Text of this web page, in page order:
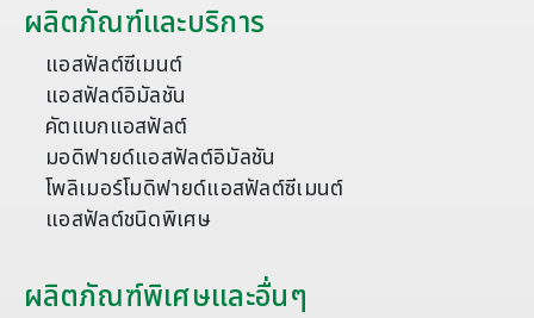
ผลิตภัณฑ์และบริการ
แอสฟัลต์ซีเมนต์
แอสฟัลต์อิมัลชัน
คัตแบกแอสฟัลต์
มอดิฟายด์แอสฟัลต์อิมัลชัน
โพลิเมอร์โมดิฟายด์แอสฟัลต์ซีเมนต์
แอสฟัลต์ชนิดพิเศษ
ผลิตภัณฑ์พิเศษและอื่นๆ